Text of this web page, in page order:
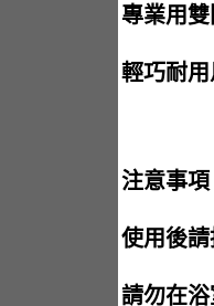
專業用
輕巧耐
注意事項
使用後
請勿在